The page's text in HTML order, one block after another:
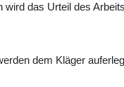
wird das Urteil des
dem Kläger